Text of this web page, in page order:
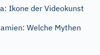
Ikone der Videokunst
Welche Mythen